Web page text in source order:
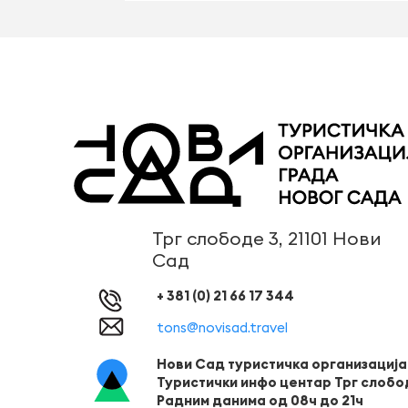
Трг слободе 3, 21101 Нови
Сад
+ 381 (0) 21 66 17 344
tons@novisad.travel
Нови Сад туристичка организација
Туристички инфо центар Трг
Радним данима од 08ч до 21ч